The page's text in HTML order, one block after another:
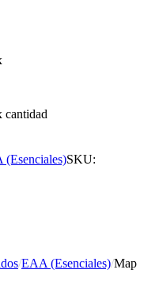
cantidad
(Esenciales)SKU:
/EAA (Esenciales)/Map